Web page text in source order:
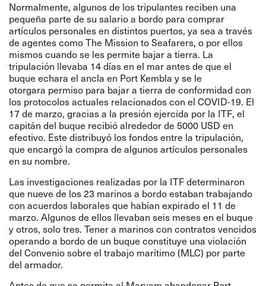
Normalmente, algunos de los tripulantes reciben una
pequeña parte de su salario a bordo para comprar
artículos personales en distintos puertos, ya sea a través
de agentes como The Mission to Seafarers, o por ellos
mismos cuando se les permite bajar a tierra. La
tripulación llevaba 14 días en el mar antes de que el
buque echara el ancla en Port Kembla y se le
otorgara permiso para bajar a tierra de conformidad con
los protocolos actuales relacionados con el COVID-19. El
17 de marzo, gracias a la presión ejercida por la ITF, el
capitán del buque recibió alrededor de 5000 USD en
efectivo. Este distribuyó los fondos entre la tripulación,
que encargó la compra de algunos artículos personales
en su nombre.
Las investigaciones realizadas por la ITF determinaron
que nueve de los 23 marinos a bordo estaban trabajando
con acuerdos laborales que habían expirado el 11 de
marzo. Algunos de ellos llevaban seis meses en el buque
y otros, solo tres. Tener a marinos con contratos vencidos
operando a bordo de un buque constituye una violación
del Convenio sobre el trabajo marítimo (MLC) por parte
del armador.